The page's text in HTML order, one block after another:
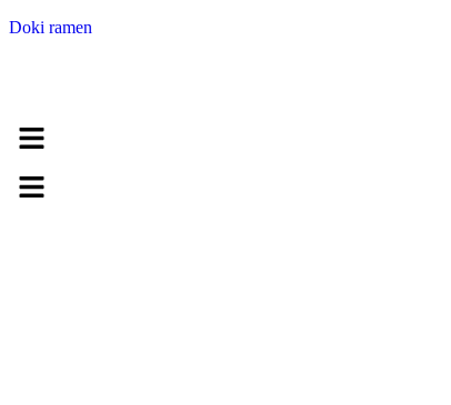
Doki ramen